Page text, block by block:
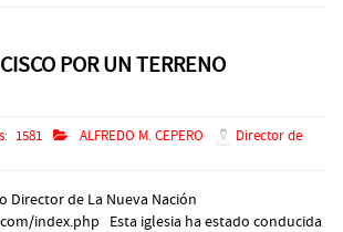
POR UN TERRENO
1581 ALFREDO M. CEPERO
Director de
Director de La Nueva Nación
index.php Esta iglesia ha estado conducida